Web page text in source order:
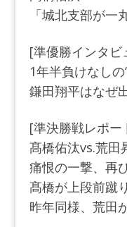
「城北支部が一
[準優勝インタビ
1年半負けなし
鎌田翔平はなぜ
[準決勝戦レポー
髙橋佑汰vs.荒田
痛恨の一撃、再
髙橋が上段前蹴
昨年同様、荒田